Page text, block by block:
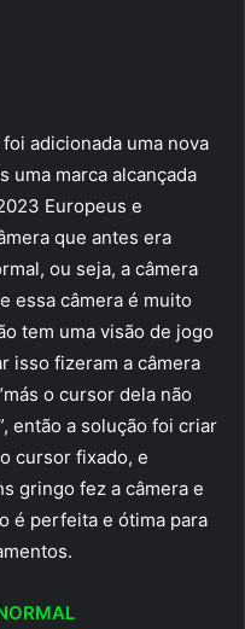
adicionada uma nova
uma marca alcançada
Europeus e
que antes era
ou seja, a câmera
essa câmera é muito
tem uma visão de jogo
isso fizeram a câmera
o cursor dela não
então a solução foi criar
cursor fixado, e
gringo fez a câmera e
é perfeita e ótima para